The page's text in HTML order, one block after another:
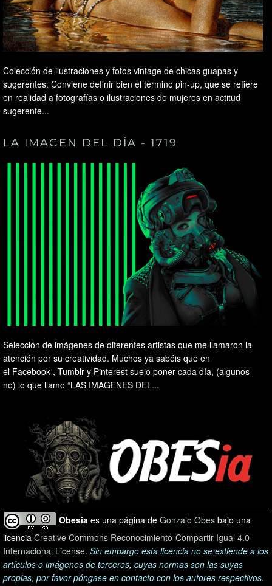
Colección de ilustraciones y fotos vintage de chicas guapas y
sugerentes. Conviene definir bien el término pin-up, que se refiere
en realidad a fotografías o ilustraciones de mujeres en actitud
sugerente...
LA IMAGEN DEL DÍA - 1719
Selección de imágenes de diferentes artistas que me llamaron la
atención por su creatividad. Muchos ya sabéis que en
el Facebook , Tumblr y Pinterest suelo poner cada día, (algunos
no) lo que llamo “LAS IMAGENES DEL...
Obesia es una página de Gonzalo Obes bajo una
licencia Creative Commons Reconocimiento-Compartir Igual 4.0
Internacional License. Sin embargo esta licencia no se extiende a los
artículos o imágenes de terceros, cuyas normas son las suyas
propias, por favor póngase en contacto con los autores respectivos.